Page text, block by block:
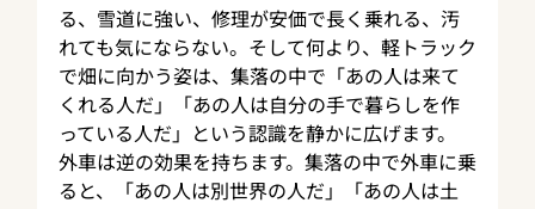
る、雪道に強い、修理が安価で長く乗れる、汚
れても気にならない。そして何より、軽トラック
で畑に向かう姿は、集落の中で「あの人は来て
くれる人だ」「あの人は自分の手で暮らしを作
っている人だ」という認識を静かに広げます。
外車は逆の効果を持ちます。集落の中で外車に乗
ると、「あの人は別世界の人だ」「あの人は土